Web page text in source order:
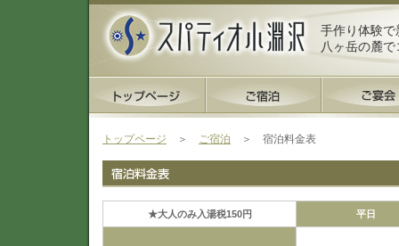
手作り体験
八ヶ岳の麓
トップページ ＞ ご宿泊 ＞ 宿泊料金表
★大人のみ入湯税150円 平日